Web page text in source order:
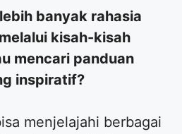
banyak rahasia
kisah-kisah
mencari panduan
inspiratif?
menjelajahi berbagai